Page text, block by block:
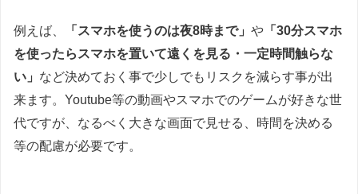
例えば、 「スマホを使うのは夜8時まで」 や 「30分スマホ
を使ったらスマホを置いて遠くを見る・一定時間触らな
い」 など決めておく事で少しでもリスクを減らす事が出
来ます。Youtube等の動画やスマホでのゲームが好きな世
代ですが、なるべく大きな画面で見せる、時間を決める
等の配慮が必要です。